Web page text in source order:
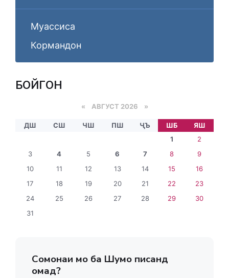
Муассиса
Кормандон
БОЙГОНӢ
« АВГУСТ 2026 »
ДШ СШ ЧШ ПШ ҶЪ ШБ
ЯШ
1
2
3
4 5 6 7 8
9
10
11 12 13 14 15
16
17
18 19 20 21 22
23
24
25 26 27 28 29
30
31
Сомонаи мо ба Шумо писанд
омад?